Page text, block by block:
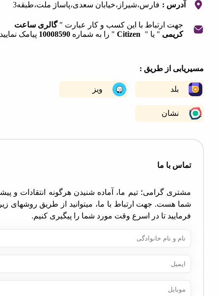
آدرس : فارس،شیراز،خیابان سعدی،پاساژ ملت،طبقه3
جهت ارتباط با این کسب و کار عبارت "گالری ساعت
کریمی
" یا " Citizen " را به شماره 10008590 پیامک نمایید.
از طریق :
ویز
نشان
با ما
گرامی؛ تیم ما، آماده شنیدن هرگونه انتقادات و پیشنهادات
هست. جهت ارتباط با ما، میتوانید از طریق روشهای زیر اقدام
تا در اسرع وقت مورد شما را پیگیری کنیم.